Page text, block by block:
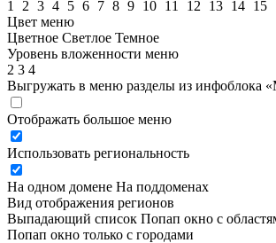
1
2 3 4 5 6 7 8 9 10 11 12 13 14 15
Цвет меню
Цветное Светлое Темное
Уровень вложенности меню
2 3 4
Выгружать в меню разделы из инфоблока
Отображать большое меню
Использовать региональность
На одном домене На поддоменах
Вид отображения регионов
Выпадающий список Попап окно c
Попап окно только с городами